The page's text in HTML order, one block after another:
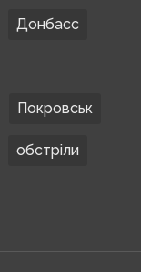
Донбасс
Покровськ
обстріли